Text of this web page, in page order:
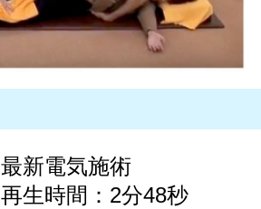
最新電気施術
再生時間：2分48秒